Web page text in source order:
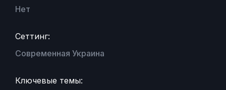
Нет
Сеттинг:
Современная Украина
Ключевые темы: